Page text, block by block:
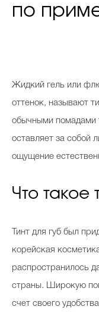
по
Жидкий гель или
оттенок, называют
обычными помадами
оставляет за собой
ощущение
Что такое
Тинт для губ был
корейская
распространилось
страны. Широкую
счет своего